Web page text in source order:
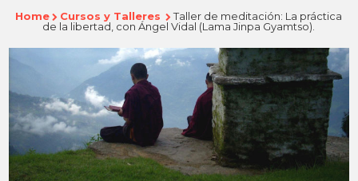
Home Cursos y Talleres
Taller de meditación: La práctica
de la libertad, con Ángel Vidal (Lama Jinpa Gyamtso).